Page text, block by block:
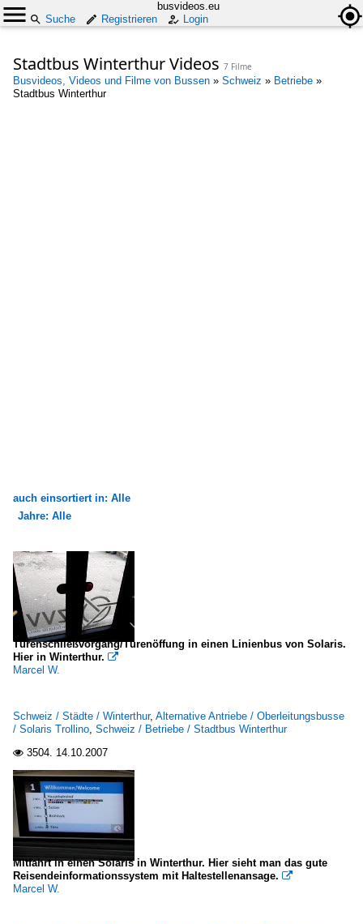
busvideos.eu
Suche
Registrieren Login
Stadtbus Winterthur Videos 7 Filme
Busvideos, Videos und Filme von Bussen » Schweiz » Betriebe »
Stadtbus Winterthur
auch einsortiert in: Alle
Alternative Antriebe
Oberleitungsbusse
Mercedes-Benz O 405 GTZ (Trolleybus)
Solaris Trollino
Stadtbusse
Schweiz
Städte
Winterthur
Jahre: Alle
Alle Jahre
2000
2007
Türenschließvorgang/Türenöffung in einen Linienbus von Solaris.
Hier in Winterthur. 
Marcel W.
Schweiz / Städte / Winterthur, Alternative Antriebe / Oberleitungsbusse
/ Solaris Trollino, Schweiz / Betriebe / Stadtbus Winterthur
 3504. 14.10.2007
Mitfahrt in einen Solaris in Winterthur. Hier sieht man das gute
Reisendeinformationssystem mit Haltestellenansage. 
Marcel W.